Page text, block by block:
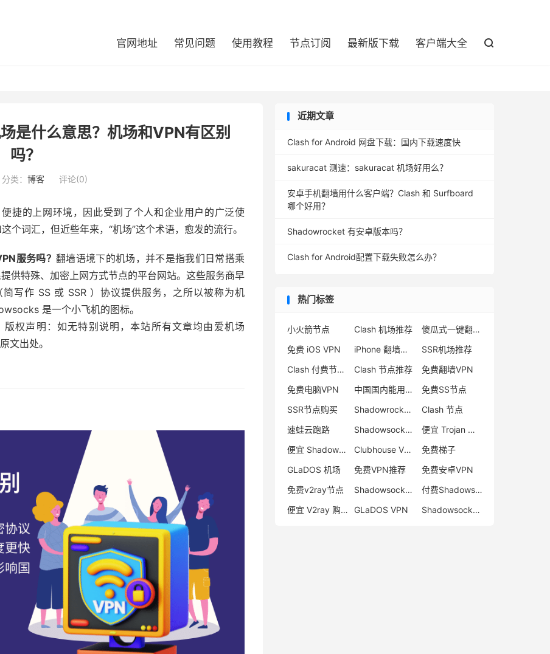
官网地址 常见问题 使用教程 节点订阅 最新版下载 客户端大全 
什么意思？机场和VPN有区别
吗？
分类： 博客 评论(0)
捷的上网环境，因此受到了个人和企业用户的广泛使
个词汇，但近些年来，“机场”这个术语，愈发的流行。
服务吗？ 翻墙语境下的机场，并不是指我们日常搭乘
供特殊、加密上网方式节点的平台网站。这些服务商早
写作 SS 或 SSR ）协议提供服务，之所以被称为机
是一个小飞机的图标。
权声明：如无特别说明，本站所有文章均由爱机场
文出处。
近期文章
Clash for Android 网盘下载：国内下载速度快
sakuracat 测速：sakuracat 机场好用么？
安卓手机翻墙用什么客户端？Clash 和 Surfboard
哪个好用？
Shadowrocket 有安卓版本吗？
Clash for Android配置下载失败怎么办？
热门标签
小火箭节点 Clash 机场推荐
傻瓜式一键翻墙VPN客户端
免费 iOS VPN
iPhone 翻墙代理软件
SSR机场推荐
Clash 付费节点购买
Clash 节点推荐
免费翻墙VPN
免费电脑VPN
中国国内能用的翻墙VPN推荐
免费SS节点
SSR节点购买
Shadowrocket 地址
Clash 节点
速蛙云跑路
Shadowsocks 付费节点
便宜 Trojan 购买
便宜 Shadowsocks 购买
Clubhouse VPN
免费梯子
GLaDOS 机场
免费VPN推荐
免费安卓VPN
免费v2ray节点
Shadowsocks 服务器
付费Shadowsocks推荐
便宜 V2ray 购买
GLaDOS VPN Shadowsocks 节点哪里买